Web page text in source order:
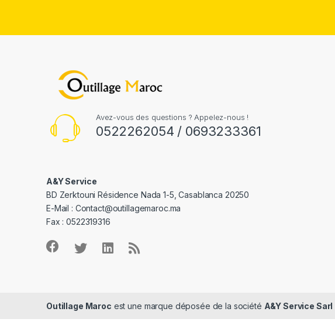
Avez-vous des questions ? Appelez-nous !
0522262054 / 0693233361
A&Y Service
BD Zerktouni Résidence Nada 1-5, Casablanca 20250
E-Mail : Contact@outillagemaroc.ma
Fax : 0522319316
Outillage Maroc est une marque déposée de la société A&Y Service Sarl